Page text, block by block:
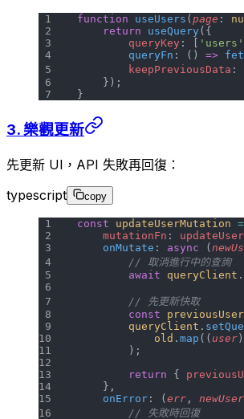
function useUsers ( page :
    return
useQuery ({
        queryKey
: [ 'users'
        queryFn
: () =>
        keepPreviousData
:
    });
}
3. 樂觀更新
先更新 UI，API 失敗再回復：
typescript
copy
const updateUserMutation =
    mutationFn
: updateUser
    onMutate
: async (
        // 取消進行中的查詢
        await
queryClient .
        // 先更新快取
        const
        queryClient
.
            old
. map ((user)
        );
        return
{
    },
    onError
: (err , newUser
        // 失敗時回復